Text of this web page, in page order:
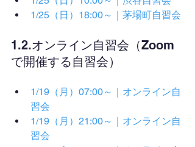
1/25（日）18:00～｜茅場町自習会
1.2.オンライン自習会（Zoom
で開催する自習会）
1/19（月）07:00～｜オンライン自
習会
1/19（月）21:00～｜オンライン自
習会